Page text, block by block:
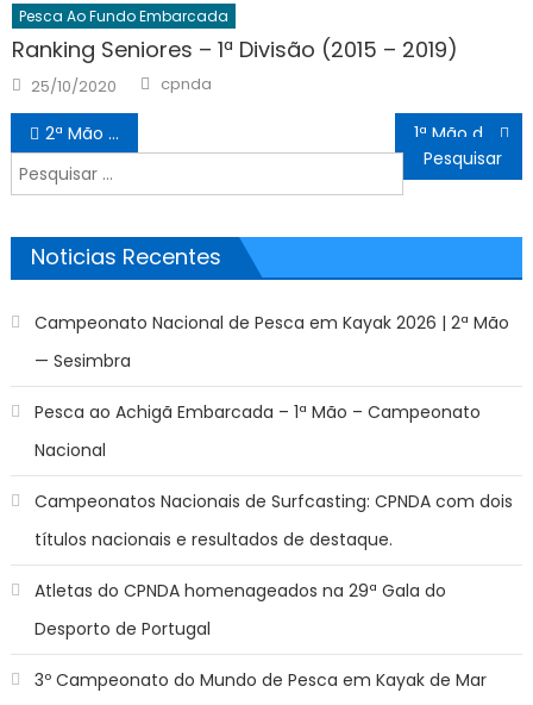
Pesca Ao Fundo Embarcada
Ranking Seniores – 1ª Divisão (2015 – 2019)
Posted
on
25/10/2020 Author
cpnda
Navegação
de
artigos
2ª Mão do Campeonato Nacional de Pesca em Kayak época 2020
Pesquisar
por:
Noticias Recentes
Campeonato Nacional de Pesca em Kayak 2026 | 2ª Mão
— Sesimbra
Pesca ao Achigã Embarcada – 1ª Mão – Campeonato
Nacional
Campeonatos Nacionais de Surfcasting: CPNDA com dois
títulos nacionais e resultados de destaque.
Atletas do CPNDA homenageados na 29ª Gala do
Desporto de Portugal
3º Campeonato do Mundo de Pesca em Kayak de Mar